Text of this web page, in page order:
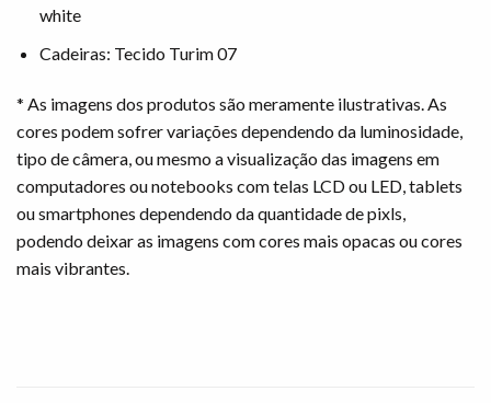
white
Cadeiras: Tecido Turim 07
* As imagens dos produtos são meramente ilustrativas. As
cores podem sofrer variações dependendo da luminosidade,
tipo de câmera, ou mesmo a visualização das imagens em
computadores ou notebooks com telas LCD ou LED, tablets
ou smartphones dependendo da quantidade de pixls,
podendo deixar as imagens com cores mais opacas ou cores
mais vibrantes.